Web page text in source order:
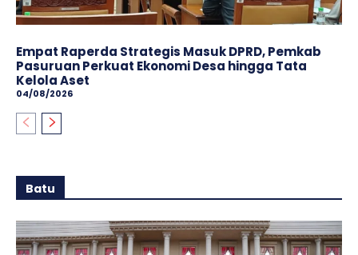
Empat Raperda Strategis Masuk DPRD, Pemkab
Pasuruan Perkuat Ekonomi Desa hingga Tata
Kelola Aset
04/08/2026
Batu